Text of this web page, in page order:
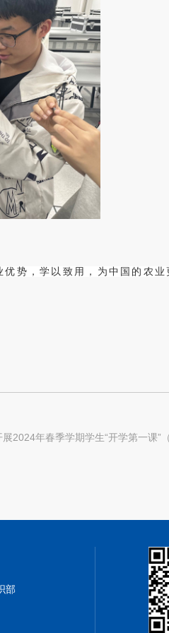
势，学以致用，为中国的农业
2024年春季学期学生“开学第一课”
部